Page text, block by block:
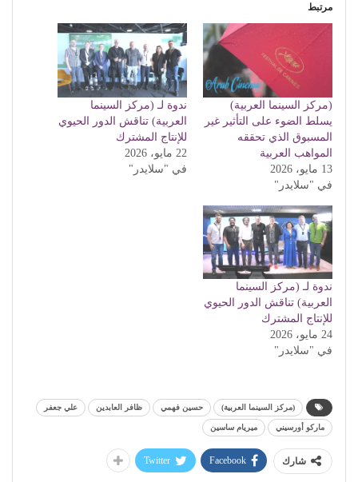
مرتبط
(مركز السينما العربية)
يسلط الضوء على التأثير غير
المسبوق الذي تحققه
المواهب العربية
13 مايو، 2026
في "سلايدر"
ندوة لـ (مركز السينما
العربية) تناقش الدور الحيوي
للإنتاج المشترك
22 مايو، 2026
في "سلايدر"
ندوة لـ (مركز السينما
العربية) تناقش الدور الحيوي
للإنتاج المشترك
24 مايو، 2026
في "سلايدر"
(مركز السينما العربية) حسين فهمي ظافر العابدين علي جعفر
ماركو أورسيني ميريام ساسين
شارك Facebook
Twitter